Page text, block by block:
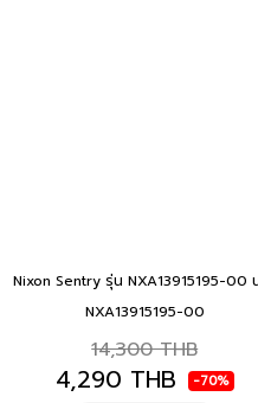
NXA13915195-00
14,300 THB
4,290 THB -70%